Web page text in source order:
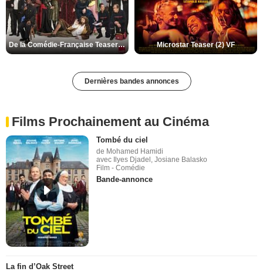
De la Comédie-Française Teaser (3) VF Microstar Teaser (2) VF
Dernières bandes annonces
Films Prochainement au Cinéma
Tombé du ciel
de Mohamed Hamidi
avec Ilyes Djadel, Josiane Balasko
Film - Comédie
Bande-annonce
La fin d’Oak Street